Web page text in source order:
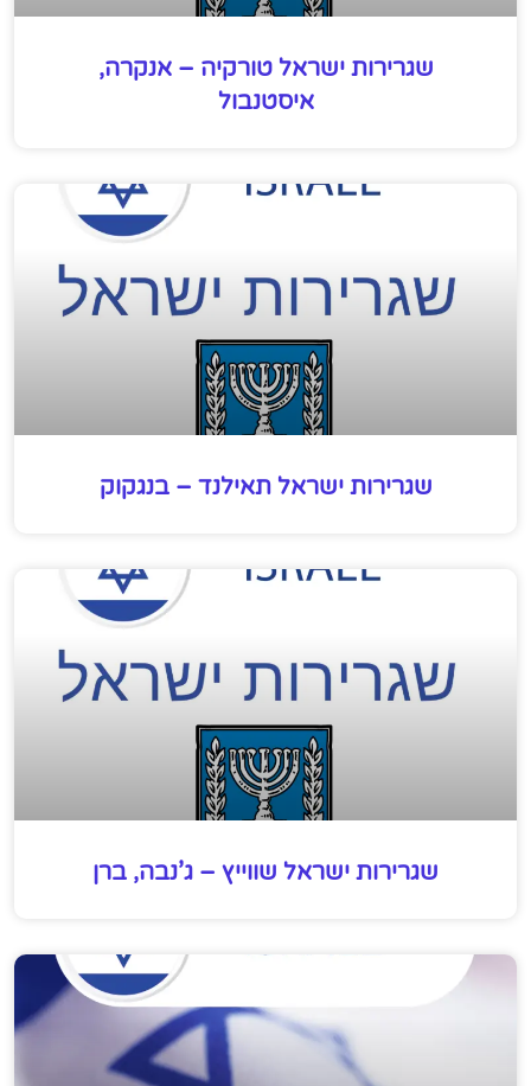
שגרירות ישראל טורקיה – אנקרה,
איסטנבול
שגרירות ישראל תאילנד – בנגקוק
שגרירות ישראל שווייץ – ג’נבה, ברן